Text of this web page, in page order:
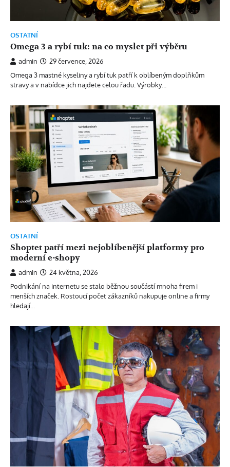
OSTATNÍ
Omega 3 a rybí tuk: na co myslet při výběru
admin
29 července, 2026
Omega 3 mastné kyseliny a rybí tuk patří k oblíbeným doplňkům
stravy a v nabídce jich najdete celou řadu. Výrobky…
OSTATNÍ
Shoptet patří mezi nejoblíbenější platformy pro
moderní e-shopy
admin
24 května, 2026
Podnikání na internetu se stalo běžnou součástí mnoha firem i
menších značek. Rostoucí počet zákazníků nakupuje online a firmy
hledají…